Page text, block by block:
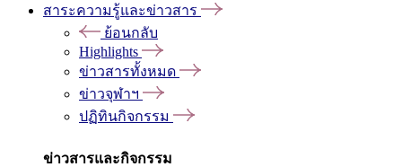
สาระความรู้และข่าวสาร
ย้อนกลับ
Highlights
ข่าวสารทั้งหมด
ข่าวจุฬาฯ
ปฏิทินกิจกรรม
ข่าวสารและกิจกรรม